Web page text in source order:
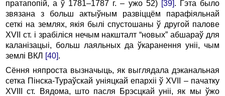
пратапопій, а ў 1781–1787 г. – ужо 52) [39]. Гэта было
звязана з больш актыўным развіццём парафіяльнай
сеткі на землях, якія былі спустошаны ў другой палове
XVII ст. і зрабіліся нечым накшталт “новых” абшараў для
каланізацыі, больш лаяльных да ўкаранення уніі, чым
землі ВКЛ [40].
Сёння няпроста вызначыць, як выглядала дэканальная
сетка Пінска-Тураўскай уніяцкай епархіі ў XVII – пачатку
XVIII ст. Вядома, што пасля Брэсцкай уніі, як мы ўжо